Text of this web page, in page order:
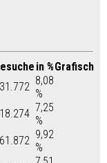
in %Grafisch
8,08
%
7,25
%
9,92
%